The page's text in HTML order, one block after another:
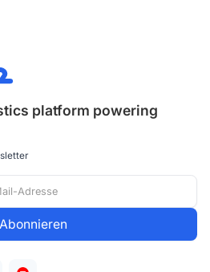
platform powering